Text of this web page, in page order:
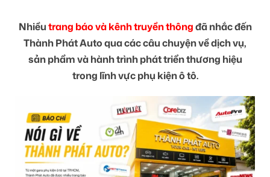
Nhiềutrang báo và kênh truyền thôngđã nhắc đến
Thành Phát Auto qua các câu chuyện về dịch vụ,
sản phẩm và hành trình phát triển thương hiệu
trong lĩnh vực phụ kiện ô tô.